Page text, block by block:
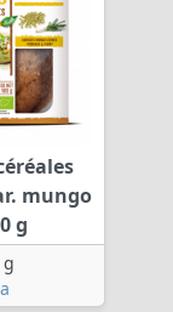
mungo
g
g